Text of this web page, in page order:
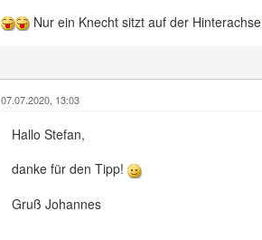
Nur ein Knecht sitzt auf der Hinterachse
07.07.2020, 13:03
Hallo Stefan,
danke für den Tipp!
Gruß Johannes